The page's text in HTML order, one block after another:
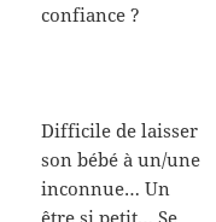
confiance ?
Difficile de laisser
son bébé à un/une
inconnue… Un